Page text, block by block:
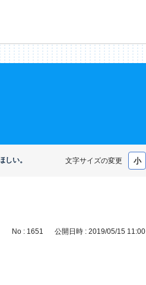
文字サイズの変更
しい。
No : 1651 公開日時 : 2019/05/15 11:00